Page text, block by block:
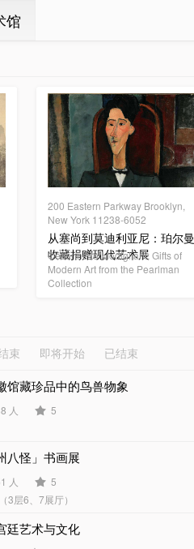
馆
200 Eastern Parkway Brooklyn,
New York 11238-6052
从塞尚到莫迪利亚尼：珀尔曼
收藏捐赠现代艺术展
Cézanne to Modigliani: Gifts of
Modern Art from the Pearlman
Collection
束 即将开始 已结束
馆藏珍品中的鸟兽物象
人
5
八怪」书画展
人
5
3层6、7展厅）
廷艺术与文化